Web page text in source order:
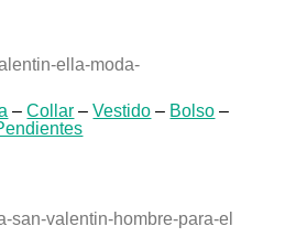
–Collar –Vestido – Bolso –